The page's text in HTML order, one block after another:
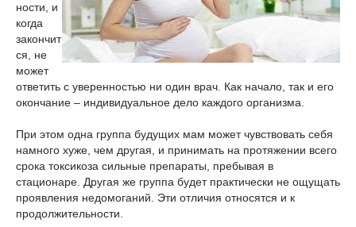
ности, и
когда
закончит
ся, не
может
ответить с уверенностью ни один врач. Как начало, так и его
окончание – индивидуальное дело каждого организма.
При этом одна группа будущих мам может чувствовать себя
намного хуже, чем другая, и принимать на протяжении всего
срока токсикоза сильные препараты, пребывая в
стационаре. Другая же группа будет практически не ощущать
проявления недомоганий. Эти отличия относятся и к
продолжительности.